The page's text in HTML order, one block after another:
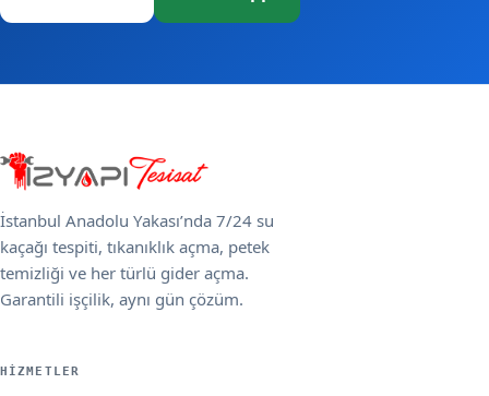
İstanbul Anadolu Yakası’nda 7/24 su
kaçağı tespiti, tıkanıklık açma, petek
temizliği ve her türlü gider açma.
Garantili işçilik, aynı gün çözüm.
HIZMETLER